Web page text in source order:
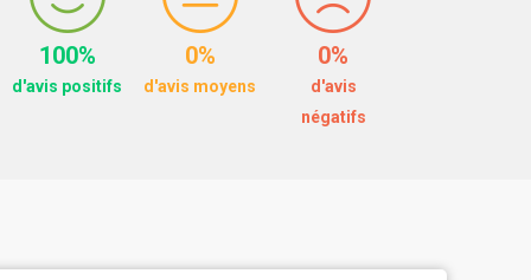
100%
d'avis positifs
0%
d'avis moyens
0%
d'avis
négatifs